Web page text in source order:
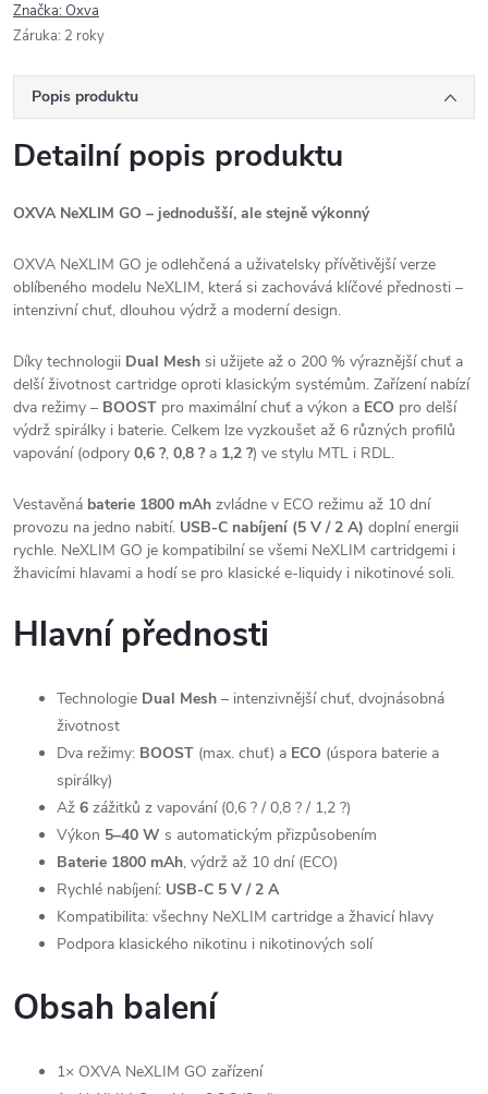
Značka:Oxva
Záruka: 2 roky
Popis produktu
Detailní popis produktu
OXVA NeXLIM GO – jednodušší, ale stejně výkonný
OXVA NeXLIM GO je odlehčená a uživatelsky přívětivější verze
oblíbeného modelu NeXLIM, která si zachovává klíčové přednosti –
intenzivní chuť, dlouhou výdrž a moderní design.
Díky technologii Dual Mesh si užijete až o 200 % výraznější chuť a
delší životnost cartridge oproti klasickým systémům. Zařízení nabízí
dva režimy – BOOST pro maximální chuť a výkon a ECO pro delší
výdrž spirálky i baterie. Celkem lze vyzkoušet až 6 různých profilů
vapování (odpory 0,6 ?, 0,8 ?a 1,2 ?) ve stylu MTL i RDL.
Vestavěná baterie 1800 mAh zvládne v ECO režimu až 10 dní
provozu na jedno nabití. USB-C nabíjení (5 V / 2 A) doplní energii
rychle. NeXLIM GO je kompatibilní se všemi NeXLIM cartridgemi i
žhavicími hlavami a hodí se pro klasické e-liquidy i nikotinové soli.
Hlavní přednosti
Technologie Dual Mesh – intenzivnější chuť, dvojnásobná
životnost
Dva režimy: BOOST (max. chuť) a ECO (úspora baterie a
spirálky)
Až 6 zážitků z vapování (0,6 ? / 0,8 ? / 1,2 ?)
Výkon 5–40 W s automatickým přizpůsobením
Baterie 1800 mAh, výdrž až 10 dní (ECO)
Rychlé nabíjení: USB-C 5 V / 2 A
Kompatibilita: všechny NeXLIM cartridge a žhavicí hlavy
Podpora klasického nikotinu i nikotinových solí
Obsah balení
1× OXVA NeXLIM GO zařízení